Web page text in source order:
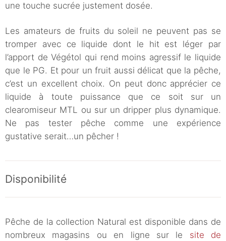
une touche sucrée justement dosée.
Les amateurs de fruits du soleil ne peuvent pas se
tromper avec ce liquide dont le hit est léger par
l’apport de Végétol qui rend moins agressif le liquide
que le PG. Et pour un fruit aussi délicat que la pêche,
c’est un excellent choix. On peut donc apprécier ce
liquide à toute puissance que ce soit sur un
clearomiseur MTL ou sur un dripper plus dynamique.
Ne pas tester pêche comme une expérience
gustative serait…un pêcher !
Disponibilité
Pêche de la collection Natural est disponible dans de
nombreux magasins ou en ligne sur le site de